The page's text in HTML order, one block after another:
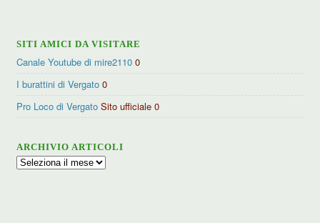
SITI AMICI DA VISITARE
Canale Youtube di mire2110 0
I burattini di Vergato 0
Pro Loco di Vergato Sito ufficiale 0
ARCHIVIO ARTICOLI
Archivio